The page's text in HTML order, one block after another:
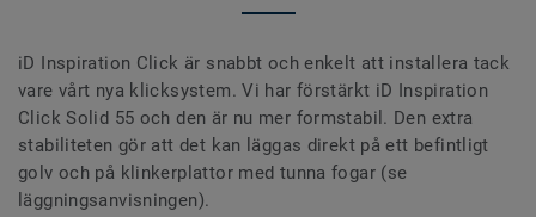
iD Inspiration Click är snabbt och enkelt att installera tack
vare vårt nya klicksystem. Vi har förstärkt iD Inspiration
Click Solid 55 och den är nu mer formstabil. Den extra
stabiliteten gör att det kan läggas direkt på ett befintligt
golv och på klinkerplattor med tunna fogar (se
läggningsanvisningen).